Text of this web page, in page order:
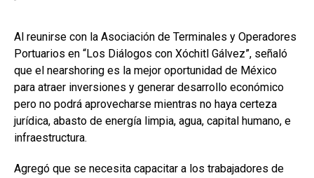
Al reunirse con la Asociación de Terminales y Operadores
Portuarios en “Los Diálogos con Xóchitl Gálvez”, señaló
que el nearshoring es la mejor oportunidad de México
para atraer inversiones y generar desarrollo económico
pero no podrá aprovecharse mientras no haya certeza
jurídica, abasto de energía limpia, agua, capital humano, e
infraestructura.
Agregó que se necesita capacitar a los trabajadores de